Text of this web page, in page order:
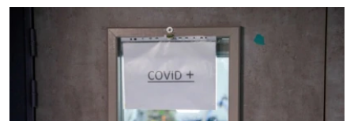
СОВЕТЫ ПРАВОЗАЩИТНИКОВ
Українською
Qırımtatar